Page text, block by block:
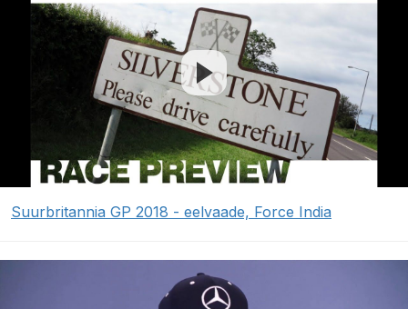
Suurbritannia GP 2018 - eelvaade, Force India